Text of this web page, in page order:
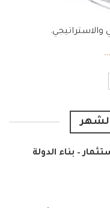
الشهر
– بناء الدولة